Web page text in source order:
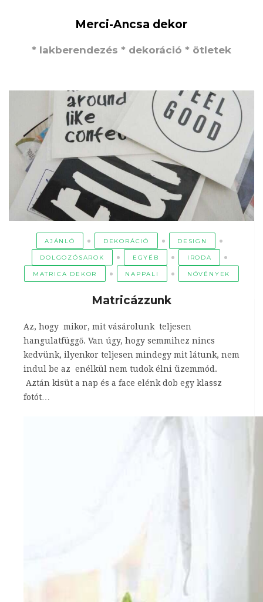
Merci-Ancsa dekor
* lakberendezés * dekoráció * ötletek
AJÁNLÓ DEKORÁCIÓ DESIGN
DOLGOZÓSAROK EGYÉB IRODA
MATRICA DEKOR NAPPALI NÖVÉNYEK
Matricázzunk
Az, hogy mikor, mit vásárolunk teljesen
hangulatfüggő. Van úgy, hogy semmihez nincs
kedvünk, ilyenkor teljesen mindegy mit látunk, nem
indul be az enélkül nem tudok élni üzemmód.
Aztán kisüt a nap és a face elénk dob egy klassz
fotót…